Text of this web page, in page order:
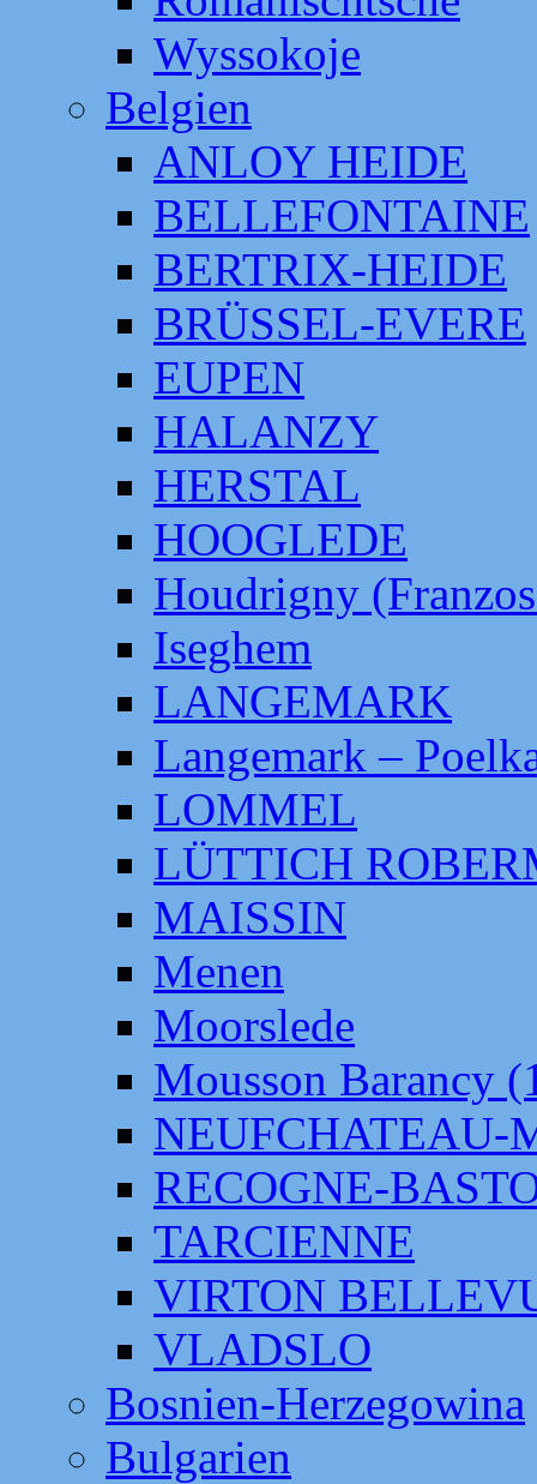
Wyssokoje
Belgien
ANLOY HEIDE
BELLEFONTAINE
BERTRIX-HEIDE
BRÜSSEL-EVERE
EUPEN
HALANZY
HERSTAL
HOOGLEDE
Houdrigny
Iseghem
LANGEMARK
Langemark –
LOMMEL
LÜTTICH
MAISSIN
Menen
Moorslede
Mousson Barancy
NEUFCHATEAU-
RECOGNE-
TARCIENNE
VIRTON
VLADSLO
Bosnien-Herzegowina
Bulgarien